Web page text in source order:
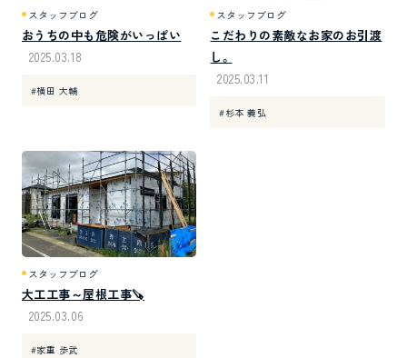
スタッフブログ
おうちの中も危険がいっぱい
2025.03.18
#横田 大輔
スタッフブログ
こだわりの素敵なお家のお引渡
し。
2025.03.11
#杉本 義弘
スタッフブログ
大工工事～屋根工事🪚
2025.03.06
#家重 歩武